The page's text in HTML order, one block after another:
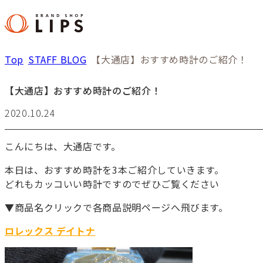
Top STAFF BLOG 【大通店】おすすめ時計のご紹介！
【大通店】おすすめ時計のご紹介！
2020.10.24
こんにちは、大通店です。
本日は、おすすめ時計を3本ご紹介していきます。
どれもカッコいい時計ですのでぜひご覧ください
▼商品名クリックで各商品説明ページへ飛びます。
ロレックス デイトナ